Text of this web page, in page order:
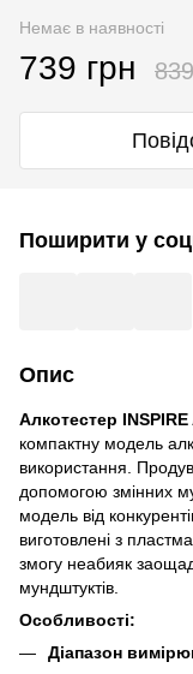
Немає в наявності
739 грн
Поширити у
Опис
Алкотестер INSPIRE
компактну модель
використання.
допомогою змінних
модель від
виготовлені з
змогу неабияк
мундштуктів.
Особливості:
Діапазон